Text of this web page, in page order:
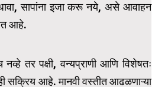
सापांना इजा करू नये, असे आवाहन
आहे.
तर पक्षी, वन्यप्राणी आणि विशेषतः
सक्रिय आहे. मानवी वस्तीत आढळणाऱ्या